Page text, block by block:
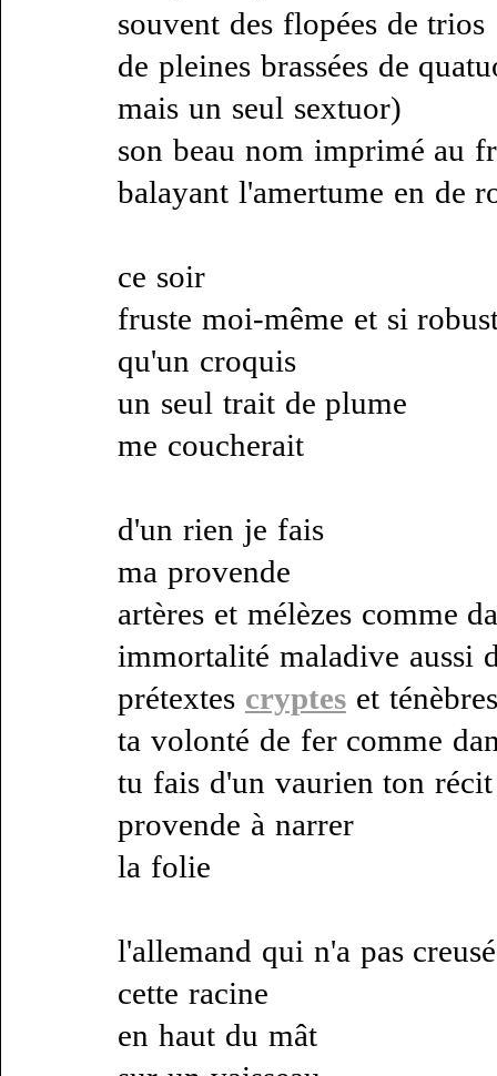
souvent des flopées de trios
de pleines brassées de
mais un seul sextuor)
son beau nom imprimé au
balayant l'amertume en de
ce soir
fruste moi-même et si
qu'un croquis
un seul trait de plume
me coucherait
d'un rien je fais
ma provende
artères et mélèzes comme
immortalité maladive aussi
prétextes crypteset ténèbres
ta volonté de fer comme
tu fais d'un vaurien ton récit
provende à narrer
la folie
l'allemand qui n'a pas creusé
cette racine
en haut du mât